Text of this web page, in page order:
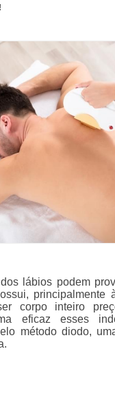
lábios podem
principalmente
corpo inteiro
eficaz esses
método diodo,